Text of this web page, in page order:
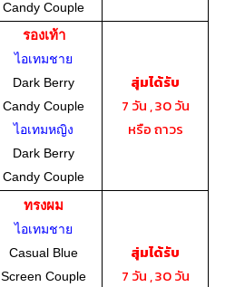
Candy Couple
รองเท้า
ไอเทมชาย
Dark Berry
Candy Couple
ไอเทมหญิง
Dark Berry
Candy Couple
สุ่มได้รับ
7 วัน , 30 วัน
หรือ ถาวร
ทรงผม
ไอเทมชาย
Casual Blue
Screen Couple
สุ่มได้รับ
7 วัน , 30 วัน